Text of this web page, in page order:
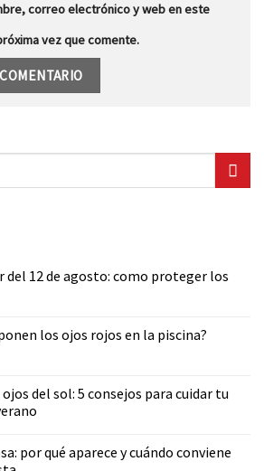
correo electrónico y web en este
vez que comente.
del 12 de agosto: como proteger los
los ojos rojos en la piscina?
del sol: 5 consejos para cuidar tu
por qué aparece y cuándo conviene